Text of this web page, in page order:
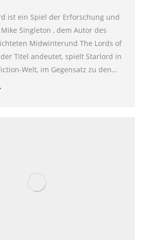
ist ein Spiel der Erforschung und
Singleton , dem Autor des
Midwinterund The Lords of
Titel andeutet, spielt Starlord in
Welt, im Gegensatz zu den…